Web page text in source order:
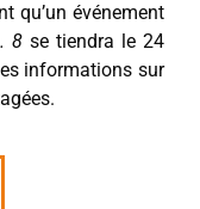
qu’un événement
8se tiendra le 24
informations sur